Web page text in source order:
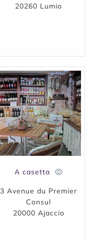
20260 Lumio
A casetta
3 Avenue du Premier
Consul
20000 Ajaccio